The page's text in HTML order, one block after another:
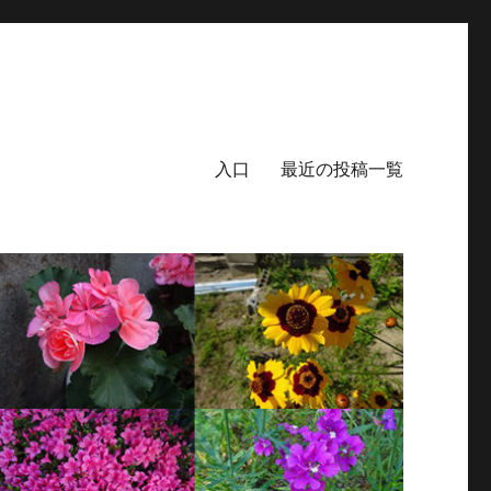
入口 最近の投稿一覧